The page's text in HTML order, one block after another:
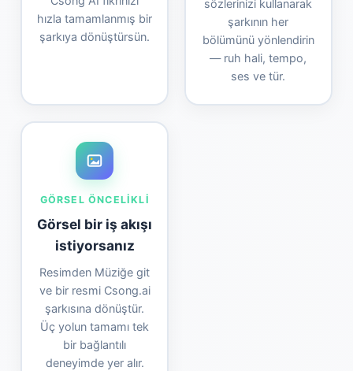
hızla tamamlanmış bir
şarkıya dönüştürsün.
sözlerinizi kullanarak
şarkının her
bölümünü yönlendirin
— ruh hali, tempo,
ses ve tür.
GÖRSEL ÖNCELIKLI
Görsel bir iş akışı
istiyorsanız
Resimden Müziğe git
ve bir resmi Csong.ai
şarkısına dönüştür.
Üç yolun tamamı tek
bir bağlantılı
deneyimde yer alır.